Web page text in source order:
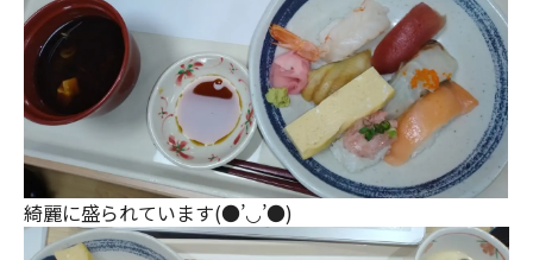
綺麗に盛られています(●’◡’●)